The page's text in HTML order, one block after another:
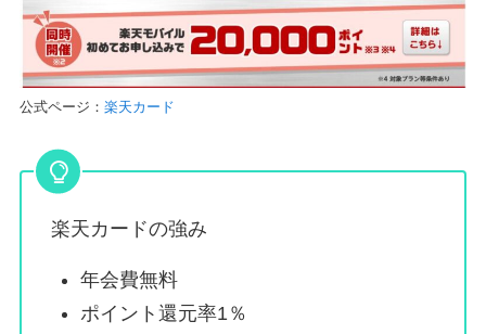
公式ページ： 楽天カード
楽天カードの強み
年会費無料
ポイント還元率1％